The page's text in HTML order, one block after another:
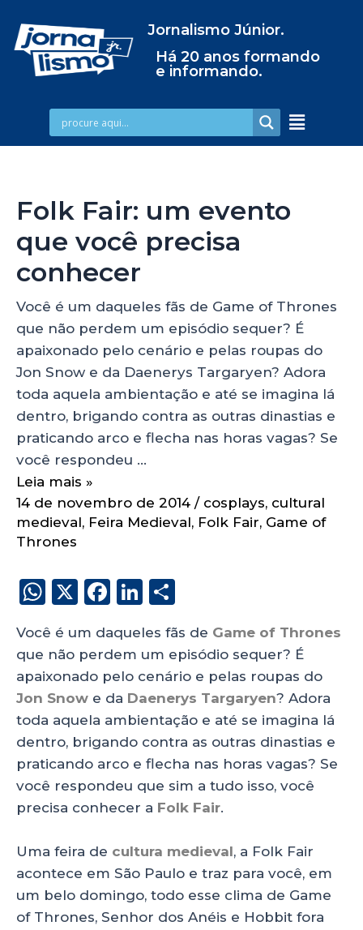
Jornalismo Júnior.
Há 20 anos formando
e informando.
Folk Fair: um evento
que você precisa
conhecer
Você é um daqueles fãs de Game of Thrones
que não perdem um episódio sequer? É
apaixonado pelo cenário e pelas roupas do
Jon Snow e da Daenerys Targaryen? Adora
toda aquela ambientação e até se imagina lá
dentro, brigando contra as outras dinastias e
praticando arco e flecha nas horas vagas? Se
você respondeu …
Leia mais »
14 de novembro de 2014 / cosplays, cultural
medieval, Feira Medieval, Folk Fair, Game of
Thrones
W
a
ts
A
p
p
X
F
c
e
b
o
o
k
Li
k
e
dI
n
a
re
Você é um daqueles fãs de Game of Thrones
que não perdem um episódio sequer? É
apaixonado pelo cenário e pelas roupas do
Jon Snow e da Daenerys Targaryen? Adora
toda aquela ambientação e até se imagina lá
dentro, brigando contra as outras dinastias e
praticando arco e flecha nas horas vagas? Se
você respondeu que sim a tudo isso, você
precisa conhecer a Folk Fair.
Uma feira de cultura medieval, a Folk Fair
acontece em São Paulo e traz para você, em
um belo domingo, todo esse clima de Game
of Thrones, Senhor dos Anéis e Hobbit fora